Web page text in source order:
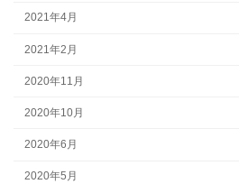
2021年4月
2021年2月
2020年11月
2020年10月
2020年6月
2020年5月